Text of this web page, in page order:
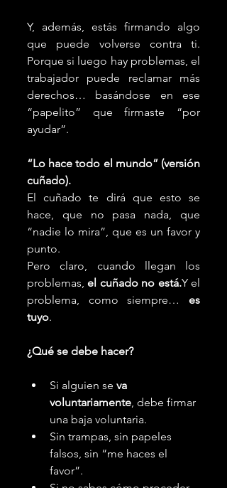
Y, además, estás firmando algo
que puede volverse contra ti.
Porque si luego hay problemas, el
trabajador puede reclamar más
derechos… basándose en ese
“papelito” que firmaste “por
ayudar”.
“Lo hace todo el mundo” (versión
cuñado).
El cuñado te dirá que esto se
hace, que no pasa nada, que
“nadie lo mira”, que es un favor y
punto.
Pero claro, cuando llegan los
problemas, el cuñado no está.Y el
problema, como siempre… es
tuyo.
¿Qué se debe hacer?
Si alguien se va
voluntariamente, debe firmar
una baja voluntaria.
Sin trampas, sin papeles
falsos, sin “me haces el
favor”.